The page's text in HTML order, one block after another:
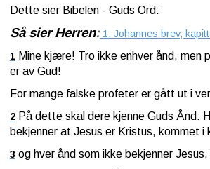
Dette sier Bibelen - Guds Ord:
Så sier Herren:1. Johannes brev,
1 Mine kjære! Tro ikke enhver ånd, men
er av Gud!
For mange falske profeter er gått ut i
2 På dette skal dere kjenne Guds Ånd:
bekjenner at Jesus er Kristus, kommet i
3 og hver ånd som ikke bekjenner